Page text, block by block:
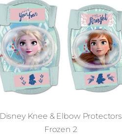
Disney Knee & Elbow Protectors
Frozen 2